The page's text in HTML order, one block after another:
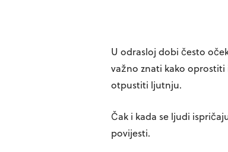
U odrasloj dobi često
važno znati kako
otpustiti ljutnju.
Čak i kada se ljudi
povijesti.